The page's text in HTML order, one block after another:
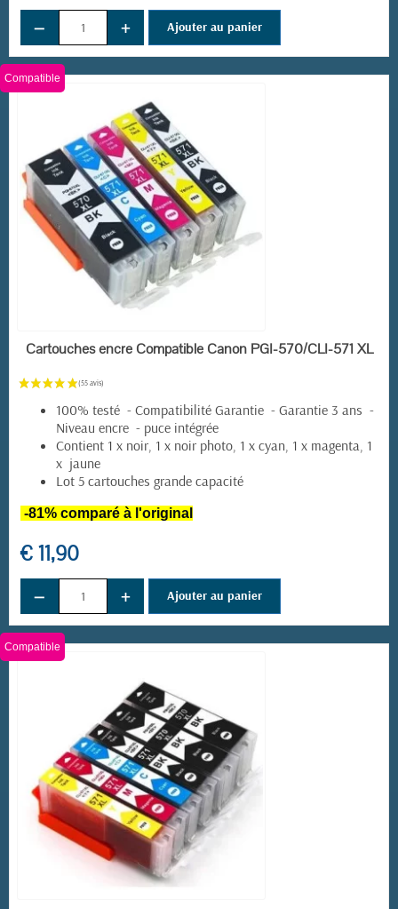
− + Ajouter au panier
EN STOCK
Compatible
Cartouches encre Compatible Canon PGI-570/CLI-571 XL
100% testé - Compatibilité Garantie - Garantie 3 ans -
Niveau encre - puce intégrée
Contient 1 x noir, 1 x noir photo, 1 x cyan, 1 x magenta, 1
x jaune
Lot 5 cartouches grande capacité
-81% comparé à l'original
€ 11,90
− + Ajouter au panier
Compatible